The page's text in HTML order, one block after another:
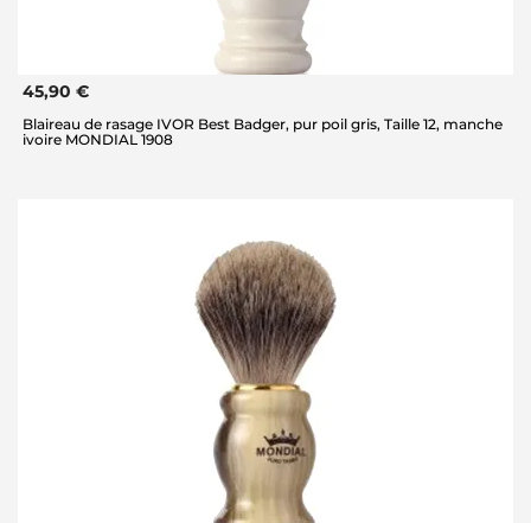
45,90 €
Blaireau de rasage IVOR Best Badger, pur poil gris, Taille 12, manche
ivoire MONDIAL 1908